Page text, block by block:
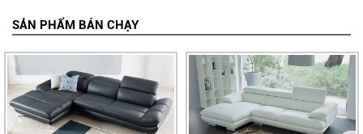
SẢN PHẨM BÁN CHẠY